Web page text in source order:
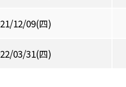
12/09(四)
03/31(四)